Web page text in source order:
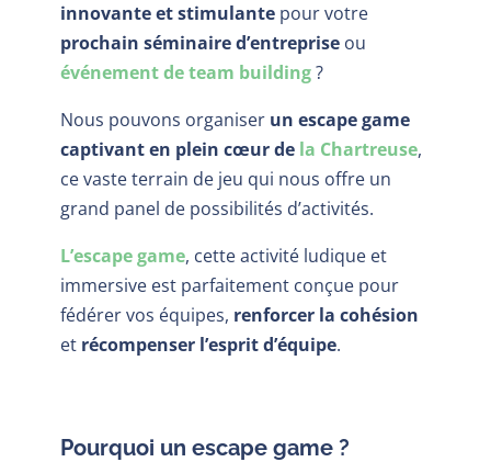
innovante et stimulantepour votre
prochain séminaire d’entrepriseou
événement de team building?
Nous pouvons organiser un escape game
captivant en plein cœur de la Chartreuse,
ce vaste terrain de jeu qui nous offre un
grand panel de possibilités d’activités.
L’escape game, cette activité ludique et
immersive est parfaitement conçue pour
fédérer vos équipes, renforcer la cohésion
et récompenser l’esprit d’équipe.
Pourquoi un escape game ?